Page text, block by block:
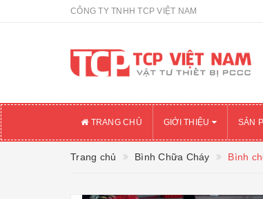
CÔNG TY TNHH TCP VIỆT NAM
TRANG CHỦ GIỚI THIỆU SẢN
Trang chủ Bình Chữa Cháy Bình